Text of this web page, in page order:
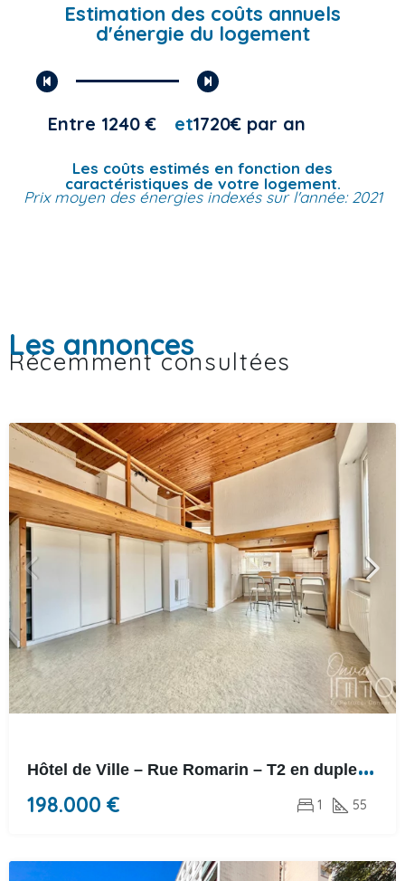
Estimation des coûts annuels
d'énergie du logement
Entre 1240 € et1720€ par an
Les coûts estimés en fonction des
caractéristiques de votre logement.
Prix moyen des énergies indexés sur l'année: 2021
Les annonces
Récemment consultées
H
ôtel de Ville – Rue Romarin – T2 en duplex de 55m²
198.000 € 1 55